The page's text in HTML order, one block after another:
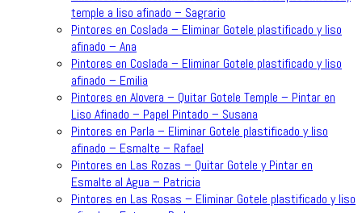
temple a liso afinado – Sagrario
Pintores en Coslada – Eliminar Gotele plastificado y liso
afinado – Ana
Pintores en Coslada – Eliminar Gotele plastificado y liso
afinado – Emilia
Pintores en Alovera – Quitar Gotele Temple – Pintar en
Liso Afinado – Papel Pintado – Susana
Pintores en Parla – Eliminar Gotele plastificado y liso
afinado – Esmalte – Rafael
Pintores en Las Rozas – Quitar Gotele y Pintar en
Esmalte al Agua – Patricia
Pintores en Las Rosas – Eliminar Gotele plastificado y liso